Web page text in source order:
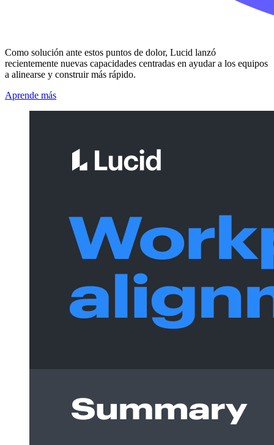
Como solución ante estos puntos de dolor, Lucid lanzó
recientemente nuevas capacidades centradas en ayudar a los equipos
a alinearse y construir más rápido.
Aprende más